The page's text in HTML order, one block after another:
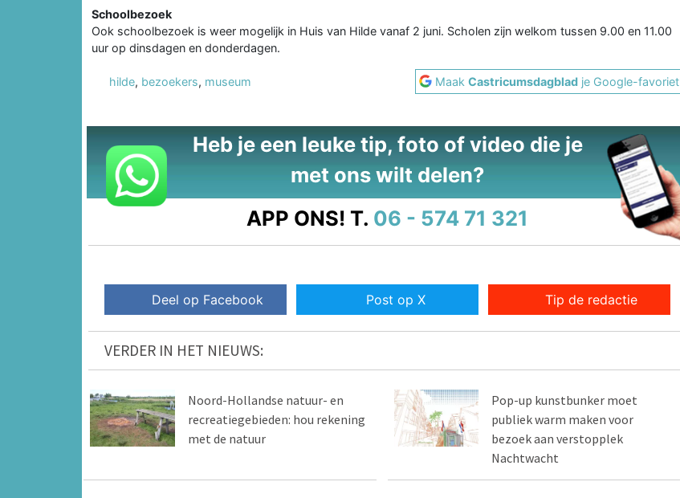
Schoolbezoek
Ook schoolbezoek is weer mogelijk in Huis van Hilde vanaf 2 juni. Scholen zijn welkom tussen 9.00 en 11.00
uur op dinsdagen en donderdagen.
hilde, bezoekers, museum MaakCastricumsdagblad je Google-favoriet
Heb je een leuke tip, foto of video die je
met ons wilt delen?
APP ONS! T. 06 - 574 71 321
Deel op Facebook Post op X Tip de redactie
VERDER IN HET NIEUWS:
Noord-Hollandse natuur- en
recreatiegebieden: hou rekening
met de natuur
Pop-up kunstbunker moet
publiek warm maken voor
bezoek aan verstopplek
Nachtwacht